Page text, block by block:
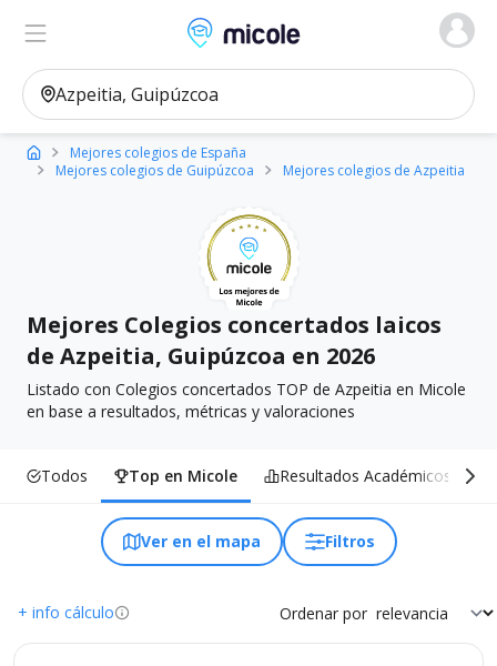
Micole, buscador de colegios
Ver en el mapa
Mejores colegios de España
Mejores colegios de Guipúzcoa
Mejores colegios de Azpeitia
Mejores Colegios concertados laicos
de Azpeitia, Guipúzcoa en 2026
Listado con Colegios concertados TOP de Azpeitia en Micole
en base a resultados, métricas y valoraciones
Todos Top en Micole Resultados Académicos
Ver en el mapa Filtros
+ info cálculo Ordenar por